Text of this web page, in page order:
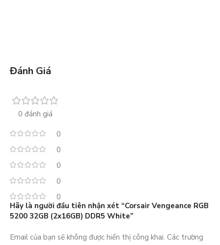
Đánh Giá
0 đánh giá
0
0
0
0
0
Hãy là người đầu tiên nhận xét “Corsair Vengeance RGB
5200 32GB (2x16GB) DDR5 White”
Email của bạn sẽ không được hiển thị công khai. Các trường